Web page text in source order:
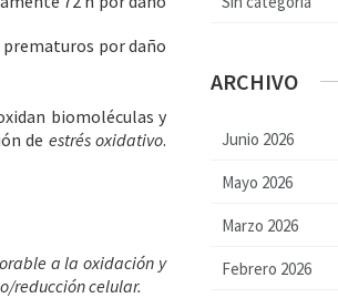
prematuros por daño
biomoléculas y
de estrés oxidativo.
a la oxidación y
reducción celular.
ARCHIVO
Junio 2026
Mayo 2026
Marzo 2026
Febrero 2026